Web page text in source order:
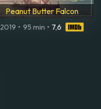
Peanut Butter Falcon
2019 • 95 min • 7,6